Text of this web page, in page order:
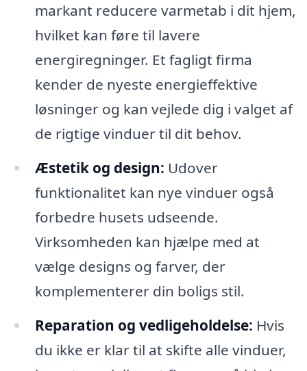
markant reducere varmetab i dit hjem,
hvilket kan føre til lavere
energiregninger. Et fagligt firma
kender de nyeste energieffektive
løsninger og kan vejlede dig i valget af
de rigtige vinduer til dit behov.
Æstetik og design: Udover
funktionalitet kan nye vinduer også
forbedre husets udseende.
Virksomheden kan hjælpe med at
vælge designs og farver, der
komplementerer din boligs stil.
Reparation og vedligeholdelse: Hvis
du ikke er klar til at skifte alle vinduer,